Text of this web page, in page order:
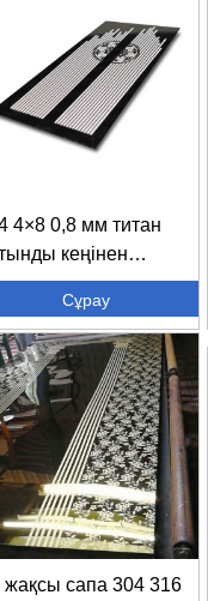
4×8 0,8 мм титан
кеңінен
Сұрау
жақсы сапа 304 316